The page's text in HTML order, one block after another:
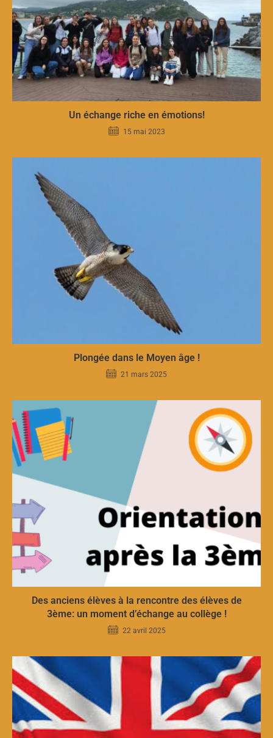
Un échange riche en émotions!
15 mai 2023
Plongée dans le Moyen âge !
21 mars 2025
Des anciens élèves à la rencontre des élèves de
3ème: un moment d’échange au collège !
22 avril 2025